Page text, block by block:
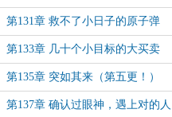
更，求追读)
第131章 救不了小日子的原子弹
（第一更，求首订）
第133章 几十个小目标的大买卖
（第三更，求订阅）
第135章 突如其来（第五更！）
第137章 确认过眼神，遇上对的人